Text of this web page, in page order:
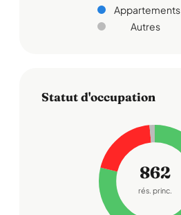
Appartements
Autres
Statut d'occupation
862
rés. princ.